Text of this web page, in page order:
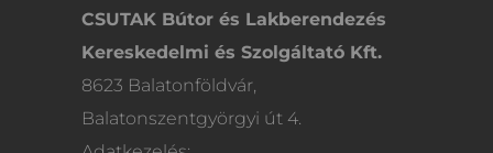
CSUTAK Bútor és Lakberendezés
Kereskedelmi és Szolgáltató Kft.
8623 Balatonföldvár,
Balatonszentgyörgyi út 4.